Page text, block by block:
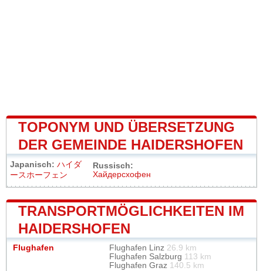
TOPONYM UND ÜBERSETZUNG
DER GEMEINDE HAIDERSHOFEN
Japanisch: ハイダ
ースホーフェン
Russisch:
Хайдерсхофен
TRANSPORTMÖGLICHKEITEN IM
HAIDERSHOFEN
Flughafen Flughafen Linz 26.9 km
Flughafen Salzburg 113 km
Flughafen Graz 140.5 km